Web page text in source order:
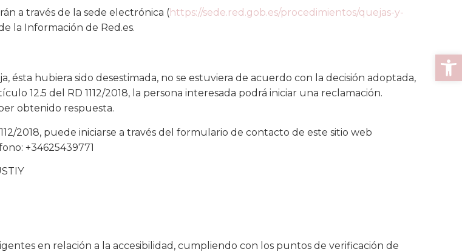
a través de la sede electrónica (https://sede.red.gob.es/procedimientos/quejas-y-
la Información de Red.es.
ésta hubiera sido desestimada, no se estuviera de acuerdo con la decisión adoptada,
12.5 del RD 1112/2018, la persona interesada podrá iniciar una reclamación.
obtenido respuesta.
2018, puede iniciarse a través del formulario de contacto de este sitio web
+34625439771
en relación a la accesibilidad, cumpliendo con los puntos de verificación de